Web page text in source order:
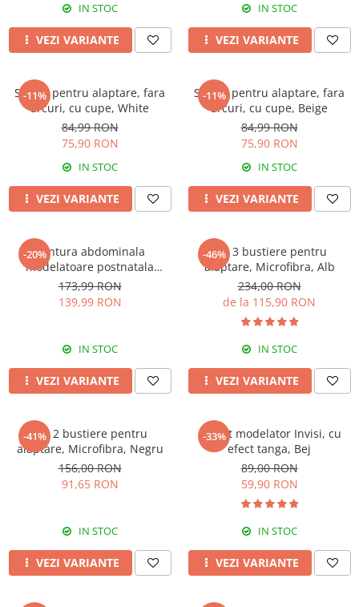
IN STOC
VEZI VARIANTE
IN STOC
VEZI VARIANTE
-11%
Sutien pentru alaptare, fara
arcuri, cu cupe, White
84,99 RON
75,90 RON
IN STOC
VEZI VARIANTE
-11%
Sutien pentru alaptare, fara
arcuri, cu cupe, Beige
84,99 RON
75,90 RON
IN STOC
VEZI VARIANTE
-20%Centura abdominala
modelatoare postnatala
PREMIUM, prindere velcro,
Beige
173,99 RON
139,99 RON
IN STOC
VEZI VARIANTE
-46%
Set 3 bustiere pentru
alaptare, Microfibra, Alb
234,00 RON
de la 115,90 RON
IN STOC
VEZI VARIANTE
-41%
Set 2 bustiere pentru
alaptare, Microfibra, Negru
156,00 RON
91,65 RON
IN STOC
VEZI VARIANTE
-33%
Colant modelator Invisi, cu
efect tanga, Bej
89,00 RON
59,90 RON
IN STOC
VEZI VARIANTE